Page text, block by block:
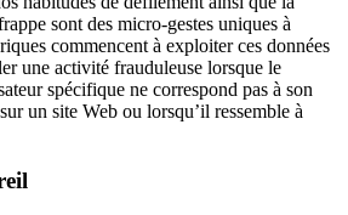
sont des micro-gestes uniques à
commencent à exploiter ces données
une activité frauduleuse lorsque le
spécifique ne correspond pas à son
un site Web ou lorsqu’il ressemble à